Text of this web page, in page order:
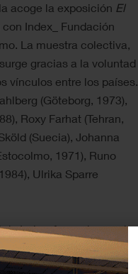
acoge la exposición El
Index_ Fundación
La muestra colectiva,
gracias a la voluntad
vínculos entre los países.
(Göteborg, 1973),
Roxy Farhat (Tehran,
(Suecia), Johanna
1971), Runo
Ulrika Sparre
Index, formado por el
fundación: Jasmine
e Isabella Tjäder